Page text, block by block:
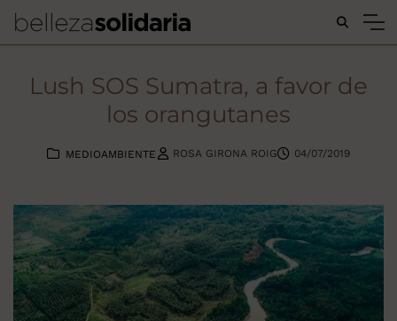
Buscar...
Lush SOS Sumatra, a favor de
los orangutanes
MEDIOAMBIENTE ROSA GIRONA ROIG 04/07/2019